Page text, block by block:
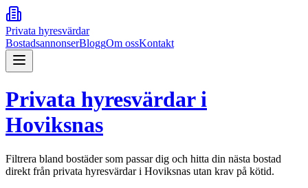
Privata hyresvärdar
BostadsannonserBloggOm ossKontakt
Privata hyresvärdar i
Hoviksnas
Filtrera bland bostäder som passar dig och hitta din nästa bostad
direkt från privata hyresvärdar i Hoviksnas utan krav på kötid.